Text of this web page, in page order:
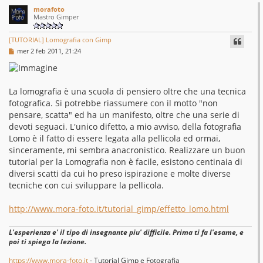
morafoto
Mastro Gimper
[TUTORIAL] Lomografia con Gimp
M
s
s
g
g
i
o
mer 2 feb 2011, 21:24
La lomografia è una scuola di pensiero oltre che una tecnica
fotografica. Si potrebbe riassumere con il motto "non
pensare, scatta" ed ha un manifesto, oltre che una serie di
devoti seguaci. L'unico difetto, a mio avviso, della fotografia
Lomo è il fatto di essere legata alla pellicola ed ormai,
sinceramente, mi sembra anacronistico. Realizzare un buon
tutorial per la Lomografia non è facile, esistono centinaia di
diversi scatti da cui ho preso ispirazione e molte diverse
tecniche con cui sviluppare la pellicola.
http://www.mora-foto.it/tutorial_gimp/effetto_lomo.html
L'esperienza e' il tipo di insegnante piu' difficile. Prima ti fa l'esame, e
poi ti spiega la lezione.
https://www.mora-foto.it- Tutorial Gimp e Fotografia